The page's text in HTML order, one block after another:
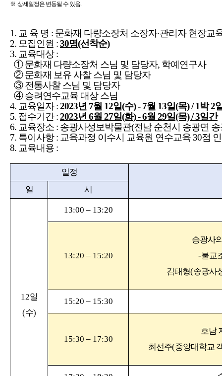
※ 상세일정은 변동될 수 있음.
1. 교 육 명 : 문화재 다량소장처 소장자·관리자 현장교
2. 모집인원 :30명(선착순)
3. 교육대상 :
① 문화재 다량소장처 스님 및 담당자, 학예연구사
② 문화재 보유 사찰 스님 및 담당자
③ 전통사찰 스님 및 담당자
④ 승려연수교육 대상 스님
4. 교육일자 :2023년 7월 12일(수) - 7월 13일(목) / 1박 2
5. 접수기간 :2023년 6월 27일(화) - 6월 29일(목) / 3일간
6. 교육장소 : 송광사성보박물관(전남 순천시 송광면
7. 특이사항 : 교육과정 이수시 교육원 연수교육 30점
8. 교육내용 :
일정
일
시
12일
(수)
13:00 – 13:20
13:20 – 15:20
송광사
-불교
김태형(송광사
15:20 – 15:30
15:30 – 17:30
호남
최선주(중앙대학교